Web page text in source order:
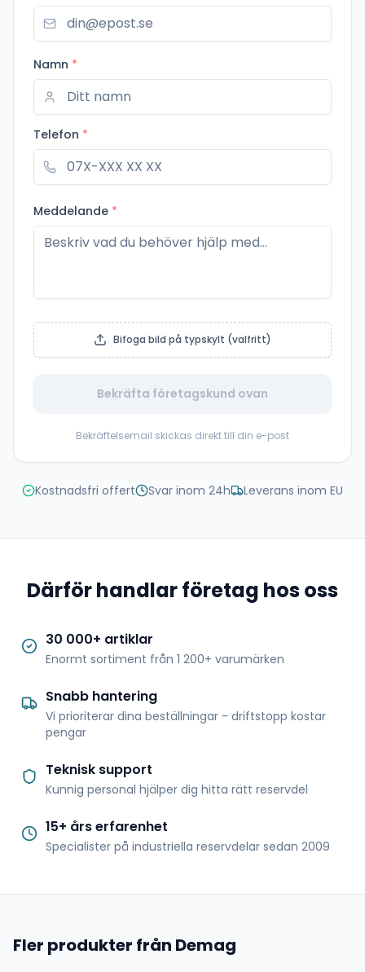
Namn *
Telefon *
Meddelande *
Bifoga bild på typskylt (valfritt)
Bekräfta företagskund ovan
Bekräftelsemail skickas direkt till din e-post
Kostnadsfri offert Svar inom 24h Leverans inom EU
Därför handlar företag hos oss
30 000+ artiklar
Enormt sortiment från 1 200+ varumärken
Snabb hantering
Vi prioriterar dina beställningar - driftstopp kostar
pengar
Teknisk support
Kunnig personal hjälper dig hitta rätt reservdel
15+ års erfarenhet
Specialister på industriella reservdelar sedan 2009
Fler produkter från Demag